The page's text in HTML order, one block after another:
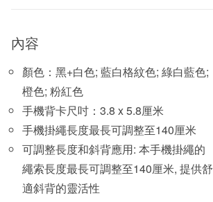
內容
顏色：黑+白色; 藍白格紋色; 綠白藍色;
橙色; 粉紅色
手機背卡尺吋：3.8 x 5.8厘米
手機掛繩長度最長可調整至140厘米
可調整長度和斜背應用: 本手機掛繩的
繩索長度最長可調整至140厘米, 提供舒
適斜背的靈活性